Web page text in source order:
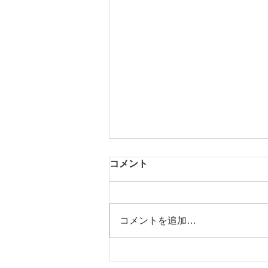
★コーチング・コンバージ
コメント
コメントを追加…